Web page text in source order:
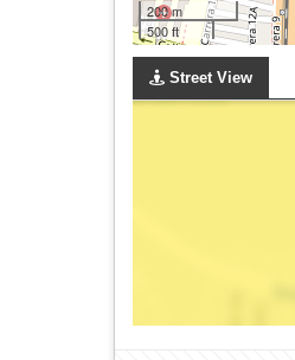
200 m
500 ft
Street View